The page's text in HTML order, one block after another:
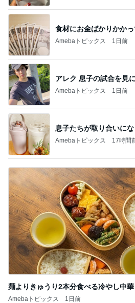
食材にお金ばかりかか
Amebaトピックス 1日前
アレク 息子の試合を見
Amebaトピックス 1日前
息子たちが取り合いに
Amebaトピックス 17時間
麺よりきゅうり2本分食べる冷やし中華
Amebaトピックス 1日前